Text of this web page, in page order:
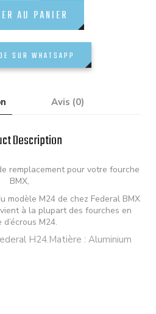
AU PANIER
SUR WHATSAPP
Avis (0)
Description
remplacement pour votre fourche
BMX,
modèle M24 de chez Federal BMX
à la plupart des fourches en
M24.
H24.Matière : Aluminium